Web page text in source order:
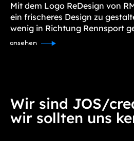
Mit dem Logo ReDesign von
ein frischeres Design zu
wenig in Richtung Rennsport
ansehen
Wir sind JOS/
wir sollten uns